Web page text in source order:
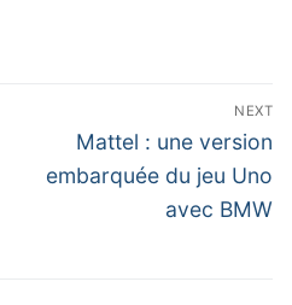
NEXT
Next
post:
Mattel : une version
embarquée du jeu Uno
avec BMW